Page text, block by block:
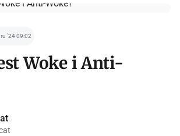
'24 09:02
Woke i Anti-